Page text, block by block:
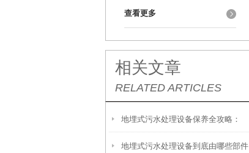
查看更多
相关文章
RELATED ARTICLES
地埋式污水处理设备保养全攻略：
让“地下卫士”持续高效运转
地埋式污水处理设备到底由哪些部件